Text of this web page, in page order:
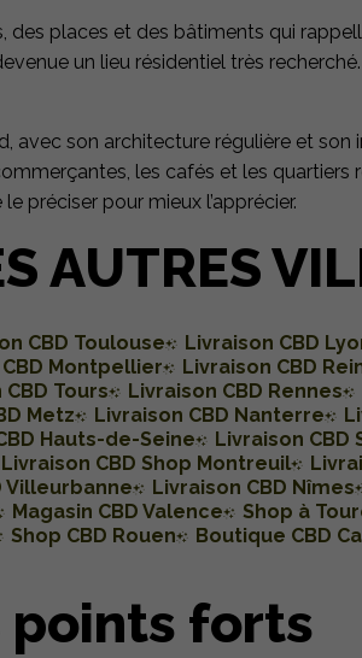
places et des bâtiments qui
un lieu résidentiel très recherché.
son architecture régulière et son
les cafés et les
préciser pour mieux l’apprécier.
AUTRES
CBD Toulouse Livraison CBD
Montpellier Livraison CBD
Tours Livraison CBD Rennes
Metz Livraison CBD Nanterre
Hauts-de-Seine Livraison
Livraison CBD Shop Montreuil
Villeurbanne Livraison CBD Nîmes
Magasin CBD Valence Shop à
Shop CBD Rouen Boutique CBD
points forts